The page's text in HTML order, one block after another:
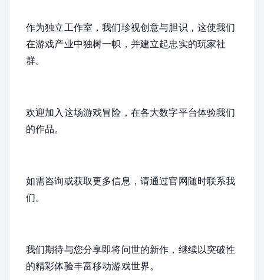
作为独立工作室，我们珍视创意与胆识，这使我们
在游戏产业中独树一帜，并建立起忠实的玩家社
群。
欢迎加入这场游戏冒险，在各大数字平台体验我们
的作品。
如需咨询或获取更多信息，请通过官网随时联系我
们。
我们期待与您分享即将问世的新作，继续以突破性
的精彩体验丰富移动游戏世界。